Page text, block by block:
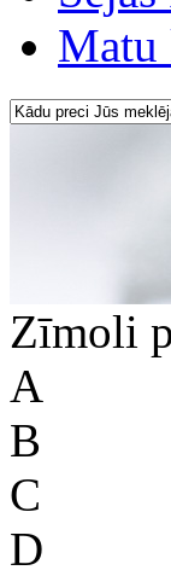
Matu
Zīmoli
A
B
C
D